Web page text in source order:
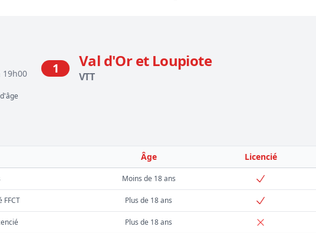
19h00 1 Val d'Or et Loupiote
VTT
Âge Licencié
Moins de 18 ans
Plus de 18 ans
Plus de 18 ans